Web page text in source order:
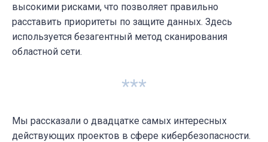
высокими рисками, что позволяет правильно
расставить приоритеты по защите данных. Здесь
используется безагентный метод сканирования
областной сети.
***
Мы рассказали о двадцатке самых интересных
действующих проектов в сфере кибербезопасности.